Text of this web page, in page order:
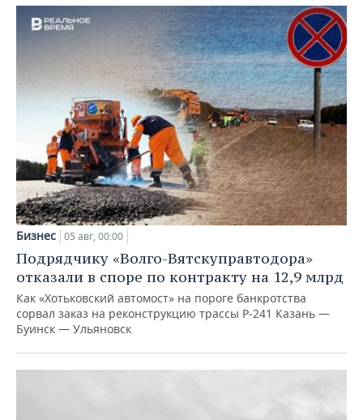
Бизнес 05 авг, 00:00
Подрядчику «Волго-Вятскуправтодора»
отказали в споре по контракту на 12,9 млрд
Как «Хотьковский автомост» на пороге банкротства
сорвал заказ на реконструкцию трассы Р‑241 Казань —
Буинск — Ульяновск